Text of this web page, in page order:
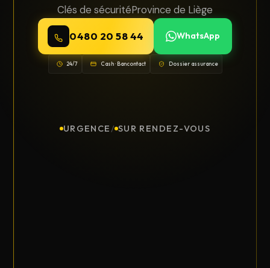
Clés de sécuritéProvince de Liège
0480 20 58 44 WhatsApp
24/7 Cash · Bancontact Dossier assurance
URGENCE / SUR RENDEZ-VOUS